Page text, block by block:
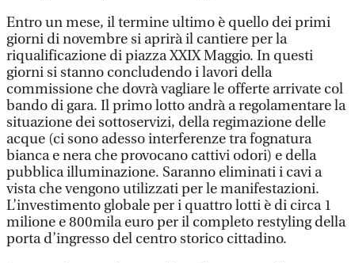
Entro un mese, il termine ultimo è quello dei primi
giorni di novembre si aprirà il cantiere per la
riqualificazione di piazza XXIX Maggio. In questi
giorni si stanno concludendo i lavori della
commissione che dovrà vagliare le offerte arrivate col
bando di gara. Il primo lotto andrà a regolamentare la
situazione dei sottoservizi, della regimazione delle
acque (ci sono adesso interferenze tra fognatura
bianca e nera che provocano cattivi odori) e della
pubblica illuminazione. Saranno eliminati i cavi a
vista che vengono utilizzati per le manifestazioni.
L’investimento globale per i quattro lotti è di circa 1
milione e 800mila euro per il completo restyling della
porta d’ingresso del centro storico cittadino.